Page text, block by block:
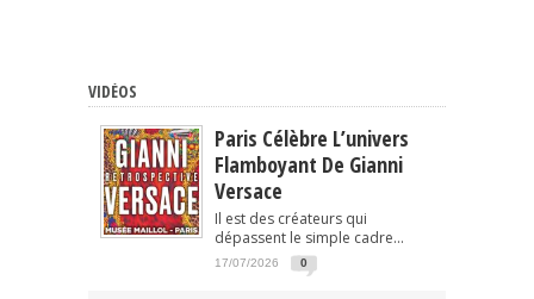
VIDÉOS
Paris Célèbre L’univers
Flamboyant De Gianni
Versace
Il est des créateurs qui
dépassent le simple cadre...
17/07/2026 0